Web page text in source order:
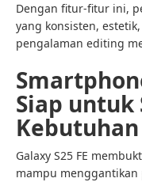
Dengan fitur-fitur ini,
yang konsisten,
pengalaman editing
Siap untuk
Kebutuhan
Galaxy S25 FE
mampu